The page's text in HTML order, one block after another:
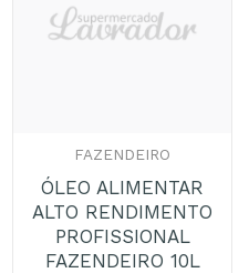
FAZENDEIRO
ÓLEO ALIMENTAR
ALTO RENDIMENTO
PROFISSIONAL
FAZENDEIRO 10L